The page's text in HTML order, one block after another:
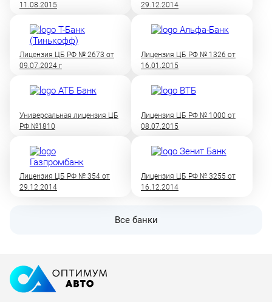
11.08.2015
29.12.2014
Лицензия ЦБ РФ № 2673 от
09.07.2024 г
Лицензия ЦБ РФ № 1326 от
16.01.2015
Универсальная лицензия ЦБ
РФ №1810
Лицензия ЦБ РФ № 1000 от
08.07.2015
Лицензия ЦБ РФ № 354 от
29.12.2014
Лицензия ЦБ РФ № 3255 от
16.12.2014
Все банки